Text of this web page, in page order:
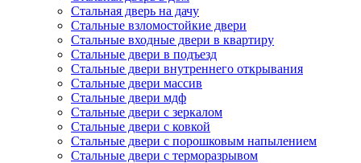
Стальная дверь на дачу
Стальные взломостойкие двери
Стальные входные двери в квартиру
Стальные двери в подъезд
Стальные двери внутреннего открывания
Стальные двери массив
Стальные двери мдф
Стальные двери с зеркалом
Стальные двери с ковкой
Стальные двери с порошковым напылением
Стальные двери с терморазрывом